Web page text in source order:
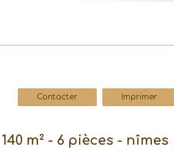
Contacter Imprimer
m² - 6 pièces - nîmes